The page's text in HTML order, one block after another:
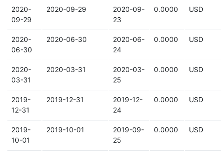
2020-
09-29
2020-09-29
2020-09-
23
0.0000 USD
2020-
06-30
2020-06-30
2020-06-
24
0.0000 USD
2020-
03-31
2020-03-31
2020-03-
25
0.0000 USD
2019-
12-31
2019-12-31
2019-12-
24
0.0000 USD
2019-
10-01
2019-10-01
2019-09-
25
0.0000 USD